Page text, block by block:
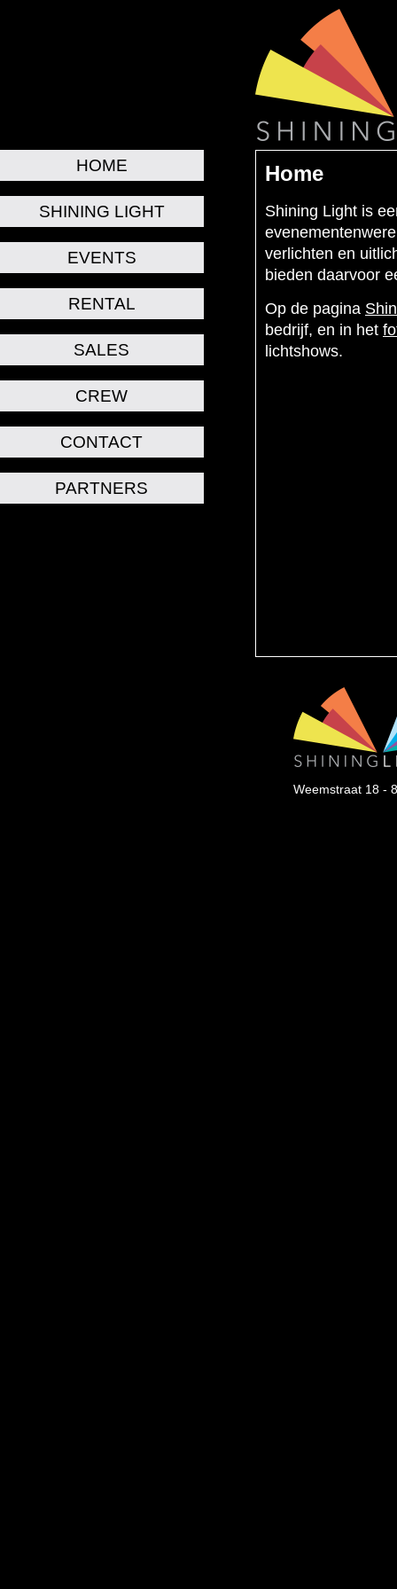
HOME
SHINING LIGHT
EVENTS
RENTAL
SALES
CREW
CONTACT
PARTNERS
Home
Shining Light is
verlichten en
bieden daarvoor
Op de pagina
bedrijf, en in het
lichtshows.
Weemstraat 18 -